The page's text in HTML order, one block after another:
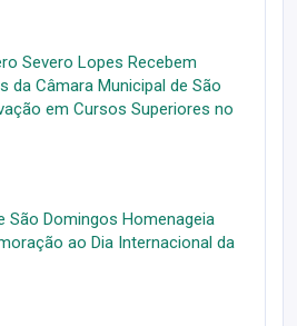
Severo Lopes Recebem
da Câmara Municipal de São
em Cursos Superiores no
São Domingos Homenageia
ao Dia Internacional da